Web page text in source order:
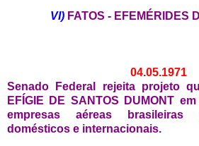
VI) FATOS - EFEMÉRIDES
04.05.1971
Senado Federal rejeita projeto
EFÍGIE DE SANTOS DUMONT
empresas aéreas
domésticos e internacionais.